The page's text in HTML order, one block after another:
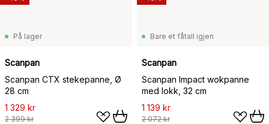
På lager
Scanpan
Scanpan CTX stekepanne, Ø
28 cm
1 329 kr
2 399 kr
Bare et fåtall igjen
Scanpan
Scanpan Impact wokpanne
med lokk, 32 cm
1 139 kr
2 072 kr